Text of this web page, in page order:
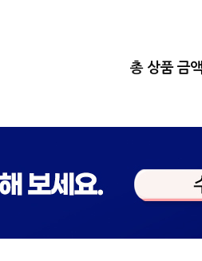
총 상품 금액